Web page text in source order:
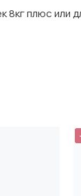
плюс или